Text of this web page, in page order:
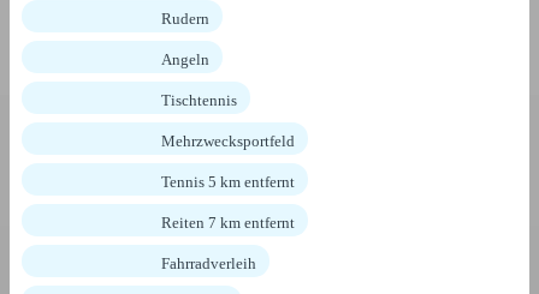
Rudern
Angeln
Tischtennis
Mehrzwecksportfeld
Tennis 5 km entfernt
Reiten 7 km entfernt
Fahrradverleih